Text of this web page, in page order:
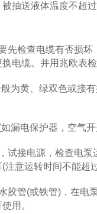
抽送液体温度不超
检查电缆有否损坏
电缆。并用兆欧表
黄、绿双色或接有
电保护器，空气开
接电源，检查电泵
意运转时间不能超
管(或铁管)，在电
用。